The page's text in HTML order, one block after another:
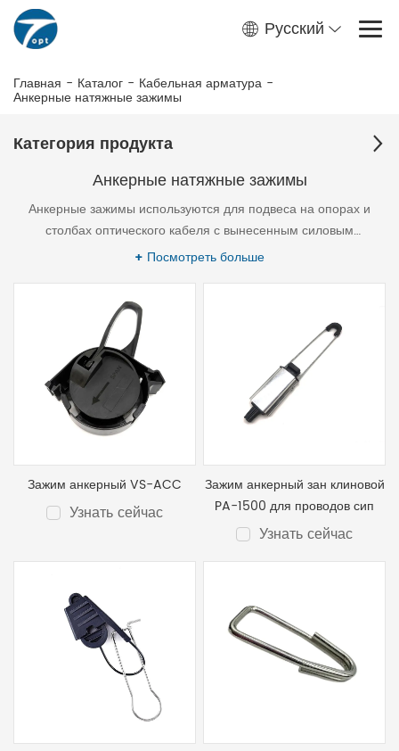
Русский
Главная - Каталог - Кабельная арматура -
Анкерные натяжные зажимы
Категория продукта
Анкерные натяжные зажимы
Анкерные зажимы используются для подвеса на опорах и
столбах оптического кабеля с вынесенным силовым
элементом (типа “8”) и FTTH дроп кабеля. Основные зажимы-
+ Посмотреть больше
Зажим анкерный VS-ACC
Узнать сейчас
Зажим анкерный зан клиновой
PA-1500 для проводов сип
Узнать сейчас